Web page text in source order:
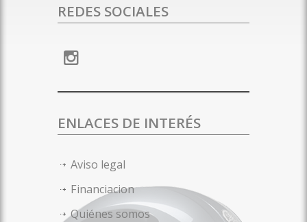
REDES SOCIALES
ENLACES DE INTERÉS
Aviso legal
Financiacion
Quiénes somos